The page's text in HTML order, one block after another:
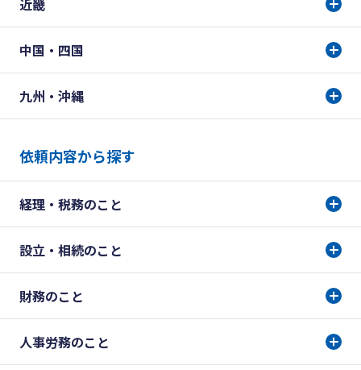
近畿
中国・四国
九州・沖縄
依頼内容から探す
経理・税務のこと
設立・相続のこと
財務のこと
人事労務のこと